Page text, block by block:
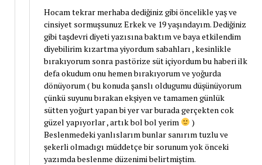
Hocam tekrar merhaba dediğiniz gibi öncelikle yaş ve
cinsiyet sormuşsunuz Erkek ve 19 yaşındayım. Dediğiniz
gibi taşdevri diyeti yazısına baktım ve baya etkilendim
diyebilirim kızartma yiyordum sabahları , kesinlikle
bırakıyorum sonra pastörize süt içiyordum bu haberi ilk
defa okudum onu hemen bırakıyorum ve yoğurda
dönüyorum ( bu konuda şanslı oldugumu düşünüyorum
çünkü suyunu bırakan ekşiyen ve tamamen günlük
sütten yoğurt yapan bi yer var burada gerçekten cok
güzel yapıyorlar , artık bol bol yerim
)
Beslenmedeki yanlıslarım bunlar sanırım tuzlu ve
şekerli olmadıgı müddetçe bir sorunum yok önceki
yazımda beslenme düzenimi belirtmiştim.